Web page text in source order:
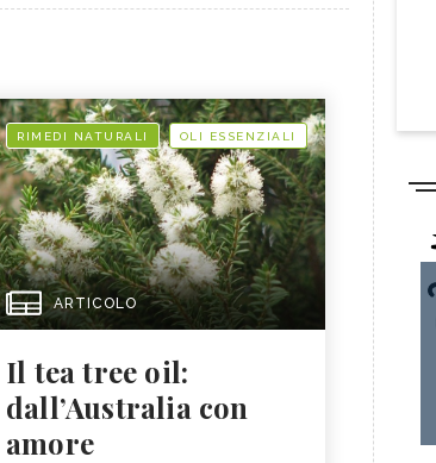
RIMEDI NATURALI OLI ESSENZIALI
ARTICOLO
Il tea tree oil:
dall’Australia con
amore